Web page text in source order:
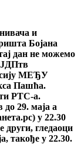
и
Бојана
дан не можемо
МЕЂУ
Пашћа.
РТС-а.
29. маја а
у 22.30
други, гледаоци
такође у 22.30.